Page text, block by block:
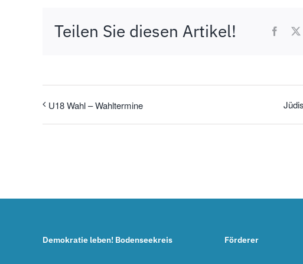
Teilen Sie diesen Artikel!
U18 Wahl – Wahltermine
Demokratie leben! Bodenseekreis Förderer